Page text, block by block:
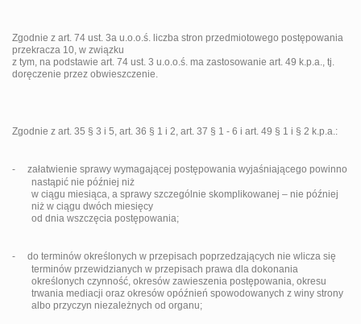
Zgodnie z art. 74 ust. 3a u.o.o.ś. liczba stron przedmiotowego postępowania
przekracza 10, w związku
z tym, na podstawie art. 74 ust. 3 u.o.o.ś. ma zastosowanie art. 49 k.p.a., tj.
doręczenie przez obwieszczenie.
Zgodnie z art. 35 § 3 i 5, art. 36 § 1 i 2, art. 37 § 1 - 6 i art. 49 § 1 i § 2 k.p.a.:
-
załatwienie sprawy wymagającej postępowania wyjaśniającego powinno
nastąpić nie później niż
w ciągu miesiąca, a sprawy szczególnie skomplikowanej – nie później
niż w ciągu dwóch miesięcy
od dnia wszczęcia postępowania;
-
do terminów określonych w przepisach poprzedzających nie wlicza się
terminów przewidzianych w przepisach prawa dla dokonania
określonych czynność, okresów zawieszenia postępowania, okresu
trwania mediacji oraz okresów opóźnień spowodowanych z winy strony
albo przyczyn niezależnych od organu;